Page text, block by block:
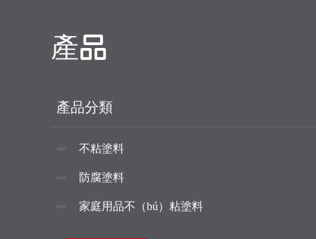
產品
產品分類
不粘塗料
防腐塗料
家庭用品不（bú）粘塗料